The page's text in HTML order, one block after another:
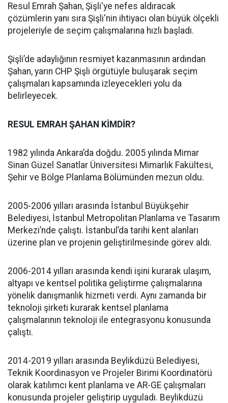
Resul Emrah Şahan, Şişli'ye nefes aldıracak
çözümlerin yanı sıra Şişli'nin ihtiyacı olan büyük ölçekli
projeleriyle de seçim çalışmalarına hızlı başladı.
Şişli’de adaylığının resmiyet kazanmasının ardından
Şahan, yarın CHP Şişli örgütüyle buluşarak seçim
çalışmaları kapsamında izleyecekleri yolu da
belirleyecek.
RESUL EMRAH ŞAHAN KİMDİR?
1982 yılında Ankara’da doğdu. 2005 yılında Mimar
Sinan Güzel Sanatlar Üniversitesi Mimarlık Fakültesi,
Şehir ve Bölge Planlama Bölümünden mezun oldu.
2005-2006 yılları arasında İstanbul Büyükşehir
Belediyesi, İstanbul Metropolitan Planlama ve Tasarım
Merkezi’nde çalıştı. İstanbul’da tarihi kent alanları
üzerine plan ve projenin geliştirilmesinde görev aldı.
2006-2014 yılları arasında kendi işini kurarak ulaşım,
altyapı ve kentsel politika geliştirme çalışmalarına
yönelik danışmanlık hizmeti verdi. Aynı zamanda bir
teknoloji şirketi kurarak kentsel planlama
çalışmalarının teknoloji ile entegrasyonu konusunda
çalıştı.
2014-2019 yılları arasında Beylikdüzü Belediyesi,
Teknik Koordinasyon ve Projeler Birimi Koordinatörü
olarak katılımcı kent planlama ve AR-GE çalışmaları
konusunda projeler geliştirip uyguladı. Beylikdüzü